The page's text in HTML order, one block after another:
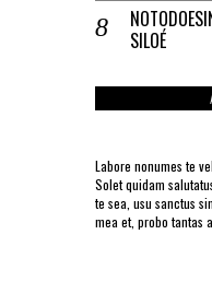
SILOÉ
Labore nonumes te
Solet quidam
te sea, usu sanctus
mea et, probo tantas